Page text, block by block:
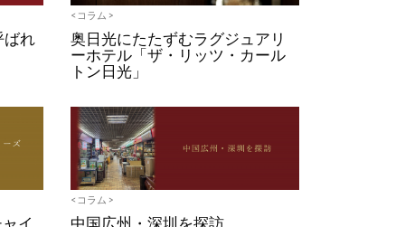
ばれ
<コラム>
奥日光にたたずむラグジュアリ
ーホテル「ザ・リッツ・カール
トン日光」
イ
<コラム>
中国広州・深圳を探訪